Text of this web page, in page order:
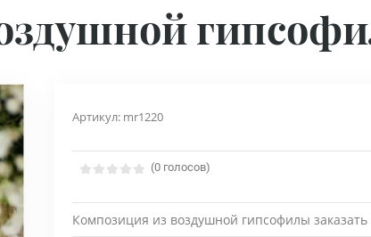
Артикул:mr1220
(0 голосов)
Композиция из воздушной гипсофилы заказать